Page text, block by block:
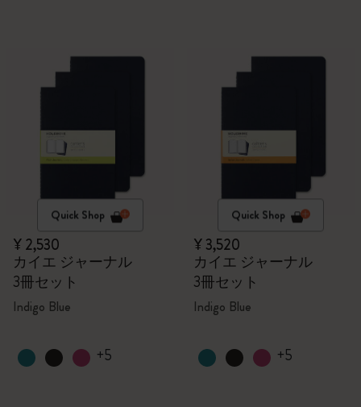
Quick Shop
¥ 2,530
カイエ ジャーナル
3冊セット
Indigo Blue
+5
Quick Shop
¥ 3,520
カイエ ジャーナル
3冊セット
Indigo Blue
+5